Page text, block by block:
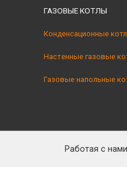
ГАЗОВЫЕ КОТЛЫ
Конденсационные
Настенные газовые
Газовые напольные
Работая с